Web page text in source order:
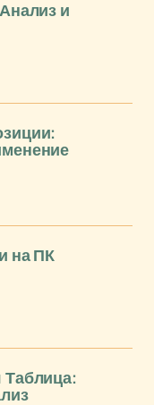
и
на ПК
Таблица: